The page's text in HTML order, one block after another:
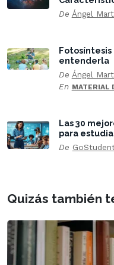
De Ángel
Fotosíntesis
entenderla
De Ángel
En MATERIAL
Las 30
para
De
Quizás también